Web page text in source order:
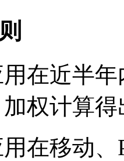
在近半
权计算
在移动